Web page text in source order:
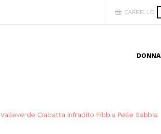
CARRELLO
DONNA
Valleverde Ciabatta Infradito Fibbia Pelle Sabbia